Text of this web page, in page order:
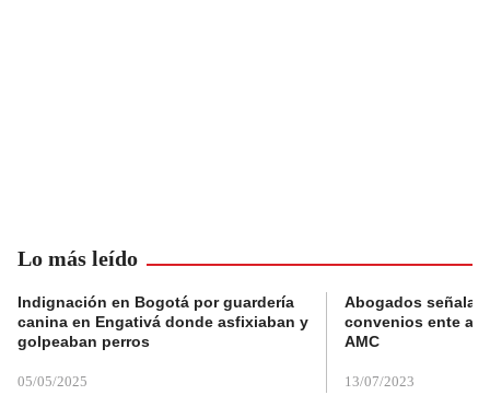
Lo más leído
Indignación en Bogotá por guardería
canina en Engativá donde asfixiaban y
golpeaban perros
05/05/2025
Abogados
convenios ente
AMC
13/07/2023